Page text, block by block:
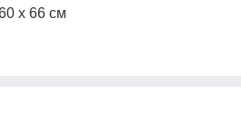
x 66 см